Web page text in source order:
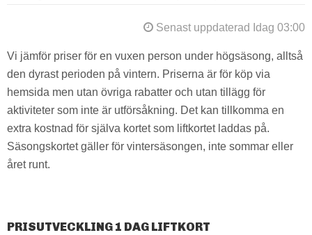
Senast uppdaterad Idag 03:00
Vi jämför priser för en vuxen person under högsäsong, alltså
den dyrast perioden på vintern. Priserna är för köp via
hemsida men utan övriga rabatter och utan tillägg för
aktiviteter som inte är utförsåkning. Det kan tillkomma en
extra kostnad för själva kortet som liftkortet laddas på.
Säsongskortet gäller för vintersäsongen, inte sommar eller
året runt.
PRISUTVECKLING 1 DAG LIFTKORT